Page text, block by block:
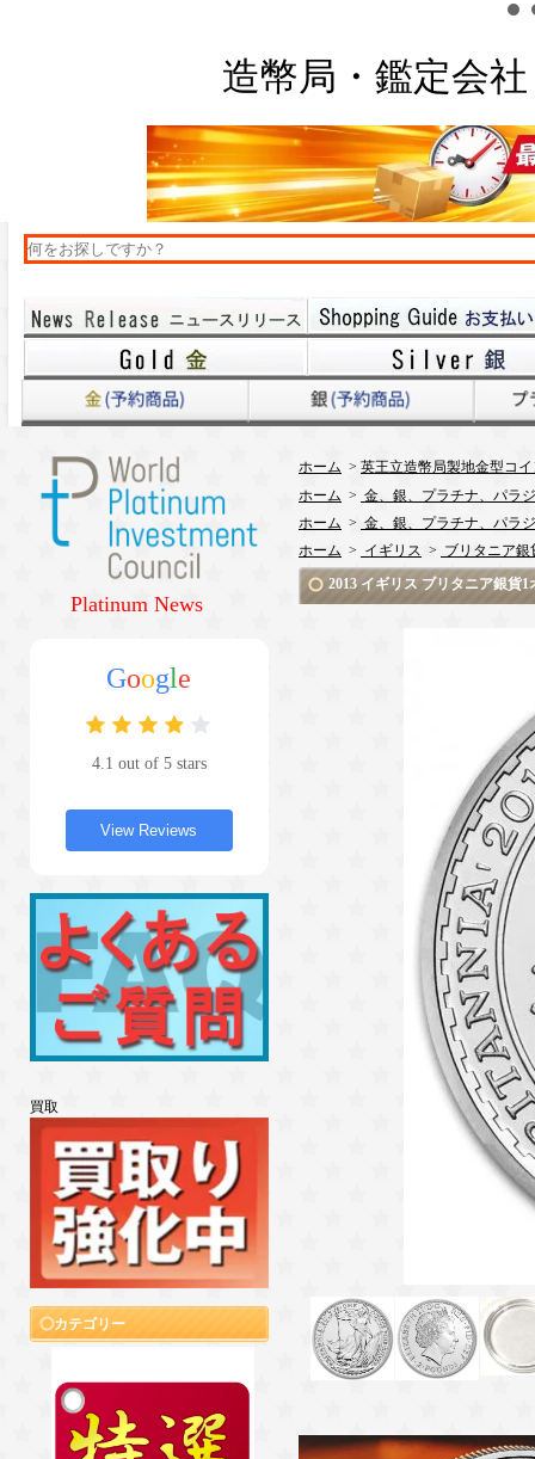
造幣局・鑑定会
Platinum News
Google
4.1 out of 5 stars
View Reviews
買取
カテゴリー
ホーム > 英王立造幣局製地金型コ
ホーム > 金、銀、プラチナ、パラ
ホーム > 金、銀、プラチナ、パラ
ホーム > イギリス > ブリタニア銀
2013 イギリス ブリタニア銀貨